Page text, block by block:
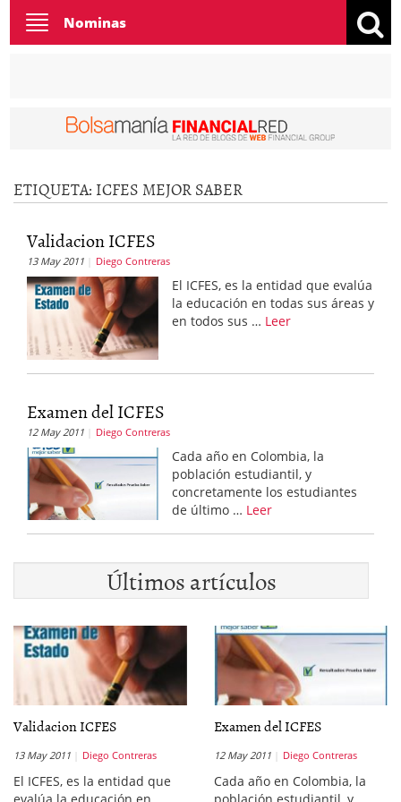
Toggle
navigation
Nominas
ETIQUETA: ICFES MEJOR SABER
Validacion ICFES
13 May 2011 Diego Contreras
El ICFES, es la entidad que evalúa
la educación en todas sus áreas y
en todos sus … Leer
Examen del ICFES
12 May 2011 Diego Contreras
Cada año en Colombia, la
población estudiantil, y
concretamente los estudiantes
de último … Leer
Últimos artículos
Validacion ICFES
13 May 2011 Diego Contreras
El ICFES, es la entidad que
Examen del ICFES
12 May 2011 Diego Contreras
Cada año en Colombia, la